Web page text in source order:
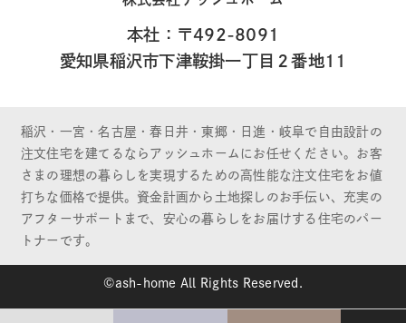
本社：〒492-8091
愛知県稲沢市下津鞍掛一丁目２番地11
稲沢・一宮・名古屋・春日井・東郷・日進・岐阜で自由設計の
注文住宅を建てるならアッシュホームにお任せください。お客
さまの理想の暮らしを実現するための高性能な注文住宅をお値
打ちな価格で提供。資金計画から土地探しのお手伝い、充実の
アフターサポートまで、安心の暮らしをお届けする住宅のパー
トナーです。
©ash-home All Rights Reserved.